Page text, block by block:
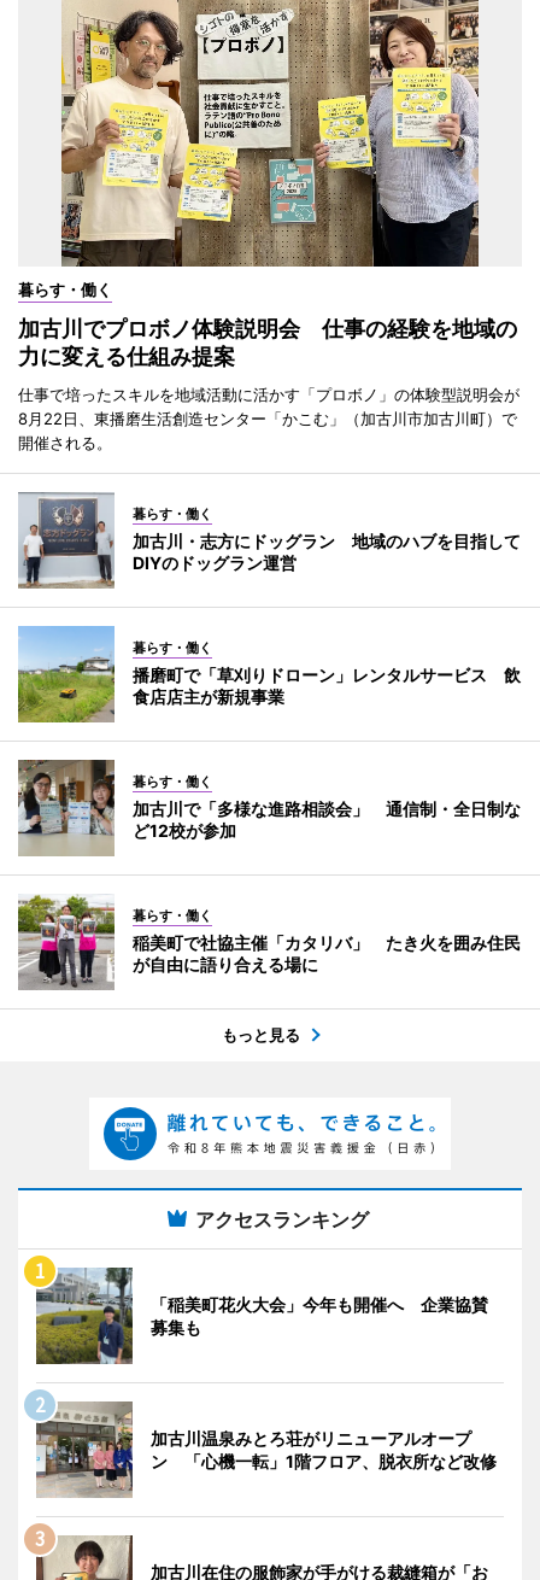
暮らす・働く
加古川でプロボノ体験説明会 仕事の経験を地域の
力に変える仕組み提案
仕事で培ったスキルを地域活動に活かす「プロボノ」の体験型説明会が
8月22日、東播磨生活創造センター「かこむ」（加古川市加古川町）で
開催される。
暮らす・働く
加古川・志方にドッグラン 地域のハブを目指して
DIYのドッグラン運営
暮らす・働く
播磨町で「草刈りドローン」レンタルサービス 飲
食店店主が新規事業
暮らす・働く
加古川で「多様な進路相談会」 通信制・全日制な
ど12校が参加
暮らす・働く
稲美町で社協主催「カタリバ」 たき火を囲み住民
が自由に語り合える場に
もっと見る
アクセスランキング
「稲美町花火大会」今年も開催へ 企業協賛
募集も
加古川温泉みとろ荘がリニューアルオープ
ン 「心機一転」1階フロア、脱衣所など改修
加古川在住の服飾家が手がける裁縫箱が「お